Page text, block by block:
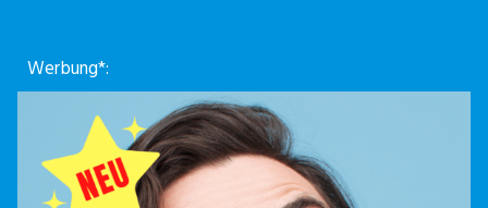
Werbung*: